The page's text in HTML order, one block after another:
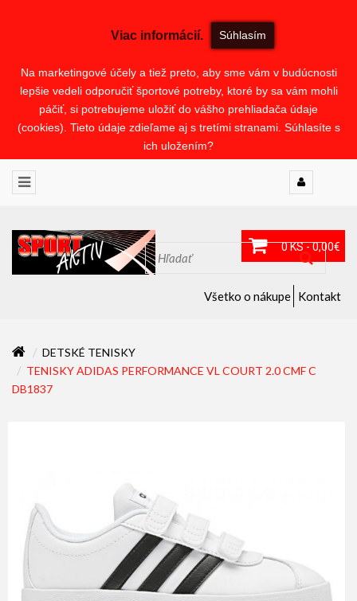
Súhlasím
Viac informácií.
Na marketingové účely a tiež preto, aby sme vám v budúcnosti
lepšie vedeli odporučiť športové potreby, ktoré by sa vám mohli
páčiť, si potrebujeme uložiť do vášho prehliadača údaje
(cookies). Tieto údaje zdieľame aj s tretími stranami. Súhlasíte s
ich uložením?
0 KS - 0,00€
Všetko o nákupe Kontakt
DETSKÉ TENISKY
TENISKY ADIDAS PERFORMANCE VL COURT 2.0 CMF C
DB1837